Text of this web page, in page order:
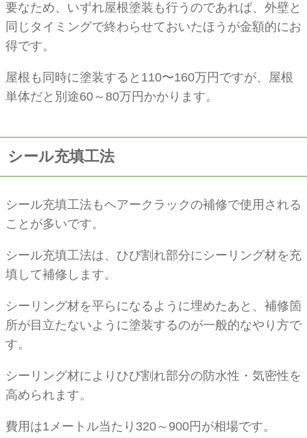
要なため、いずれ屋根塗装も行うのであれば、外壁と
同じタイミングで終わらせておいたほうが金額的にお
得です。
屋根も同時に塗装すると110〜160万円ですが、屋根
単体だと別途60～80万円かかります。
シール充填工法
シール充填工法もヘアークラックの補修で使用される
ことが多いです。
シール充填工法は、ひび割れ部分にシーリング材を充
填して補修します。
シーリング材を平らになるように埋めたあと、補修箇
所が目立たないように塗装するのが一般的なやり方で
す。
シーリング材によりひび割れ部分の防水性・気密性を
高められます。
費用は1メートル当たり320～900円が相場です。